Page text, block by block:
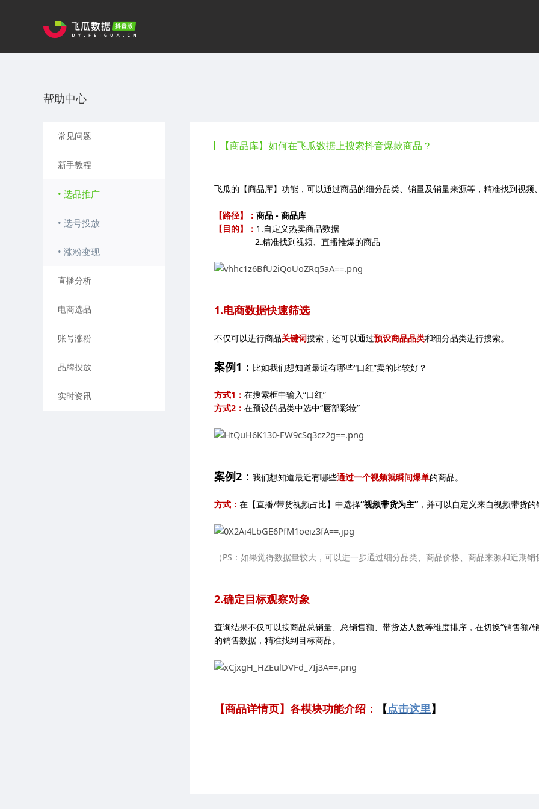
帮助中心
常见问题
新手教程
• 选品推广
• 选号投放
• 涨粉变现
直播分析
电商选品
账号涨粉
品牌投放
实时资讯
【商品库】如何在飞瓜数据上搜索抖音爆款商品？
飞瓜的【商品库】功能，可以通过商品的细分品类、销量及销量来源等，精准找到视频
【路径】： 商品 - 商品库
【目的】： 1.自定义热卖商品数据
2.精准找到视频、直播推爆的商品
1.电商数据快速筛选
不仅可以进行商品关键词搜索，还可以通过预设商品品类和细分品类进行搜索。
案例1： 比如我们想知道最近有哪些“口红”卖的比较好？
方式1： 在搜索框中输入“口红”
方式2： 在预设的品类中选中“唇部彩妆”
案例2： 我们想知道最近有哪些通过一个视频就瞬间爆单的商品。
方式： 在【直播/带货视频占比】中选择“视频带货为主” ，并可以自定义来自视频带货的
（PS：如果觉得数据量较大，可以进一步通过细分品类、商品价格、商品来源和近期销
2.确定目标观察对象
查询结果不仅可以按商品总销量、总销售额、带货达人数等维度排序，在切换“销售额/
的销售数据，精准找到目标商品。
【商品详情页】各模块功能介绍： 【点击这里】